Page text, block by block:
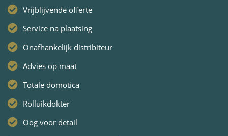
Vrijblijvende offerte
Service na plaatsing
Onafhankelijk distribiteur
Advies op maat
Totale domotica
Rolluikdokter
Oog voor detail